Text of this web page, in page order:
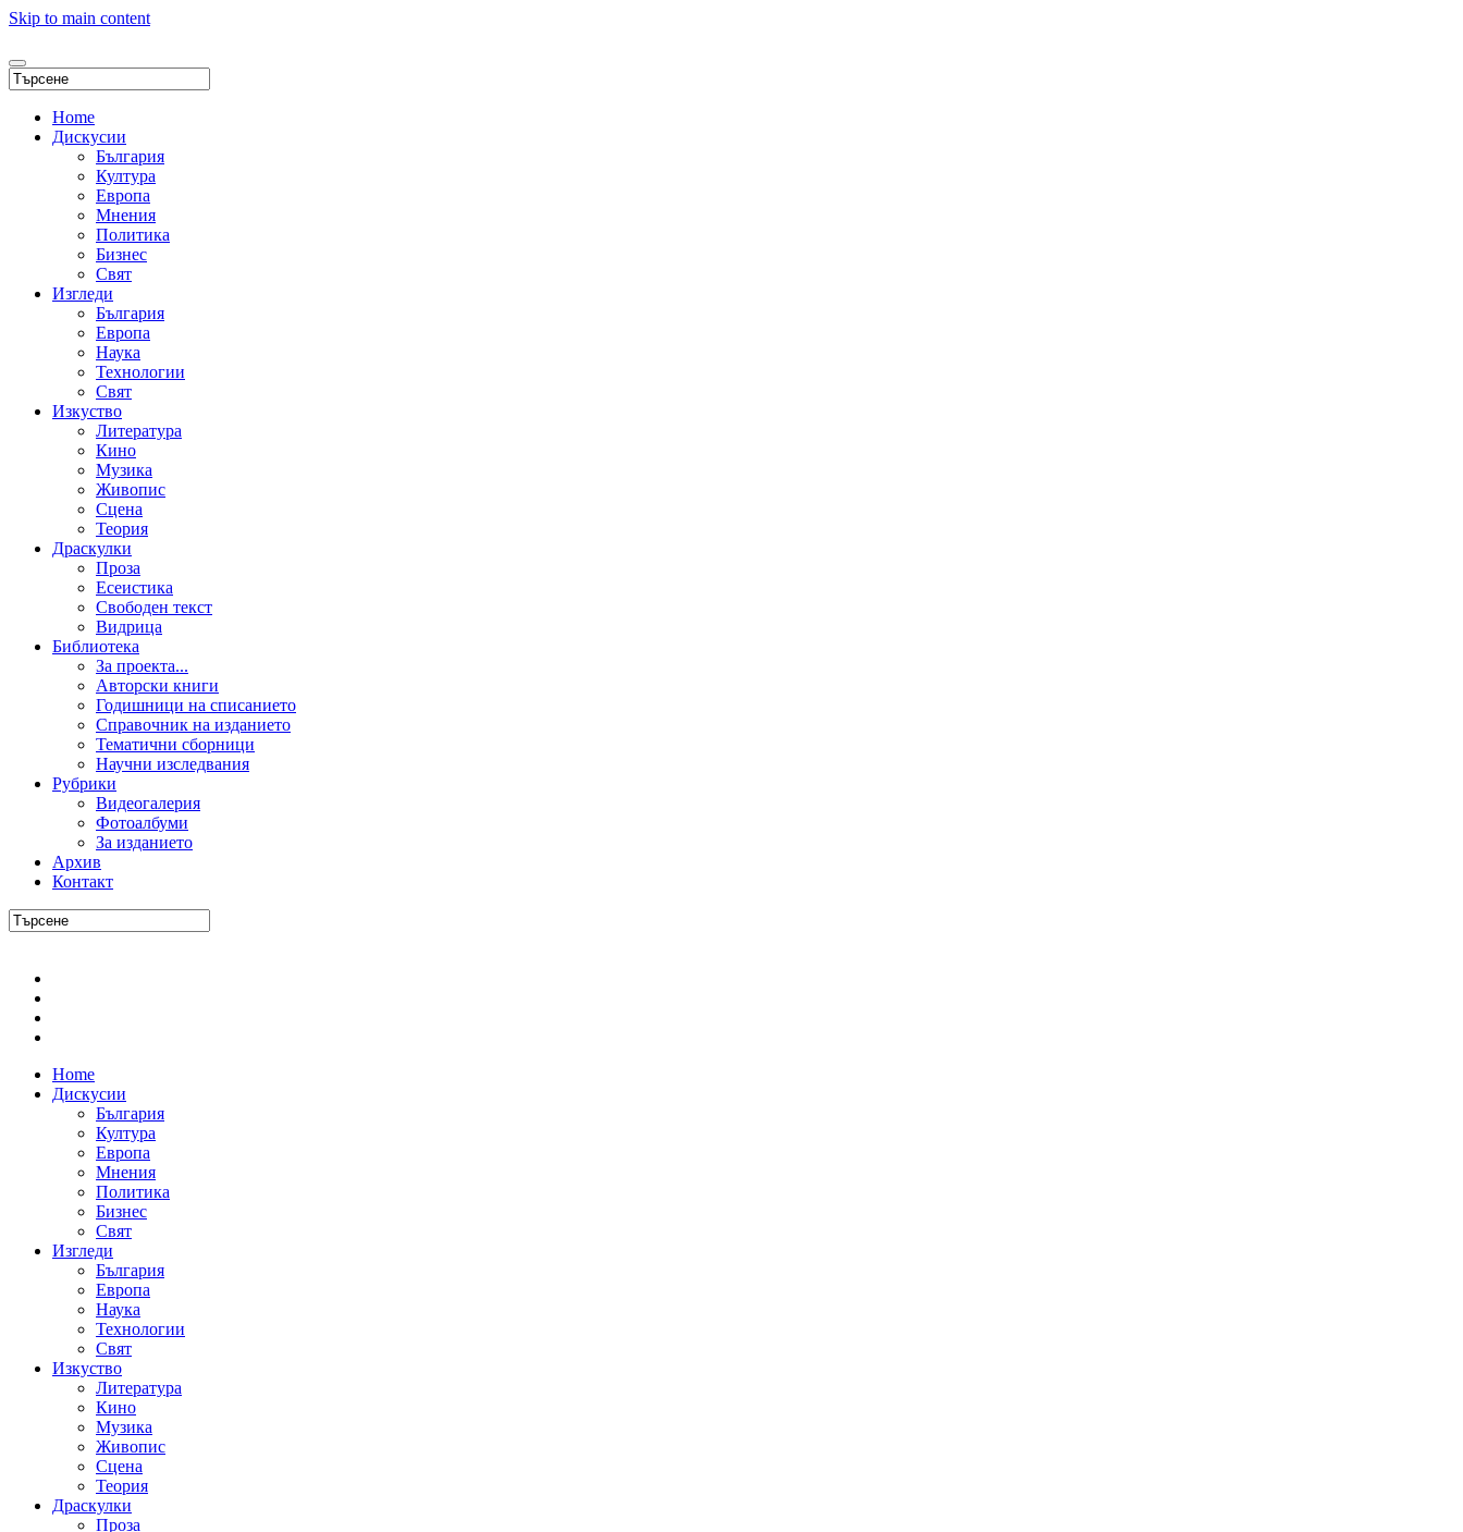
Skip to main content
Home
Дискусии
България
Култура
Европа
Мнения
Политика
Бизнес
Свят
Изгледи
България
Европа
Наука
Технологии
Свят
Изкуство
Литература
Кино
Музика
Живопис
Сцена
Теория
Драскулки
Проза
Есеистика
Свободен текст
Видрица
Библиотека
За проекта...
Авторски книги
Годишници на списанието
Справочник на изданието
Тематични сборници
Научни изследвания
Рубрики
Видеогалерия
Фотоалбуми
За изданието
Архив
Контакт
Home
Дискусии
България
Култура
Европа
Мнения
Политика
Бизнес
Свят
Изгледи
България
Европа
Наука
Технологии
Свят
Изкуство
Литература
Кино
Музика
Живопис
Сцена
Теория
Драскулки
Проза